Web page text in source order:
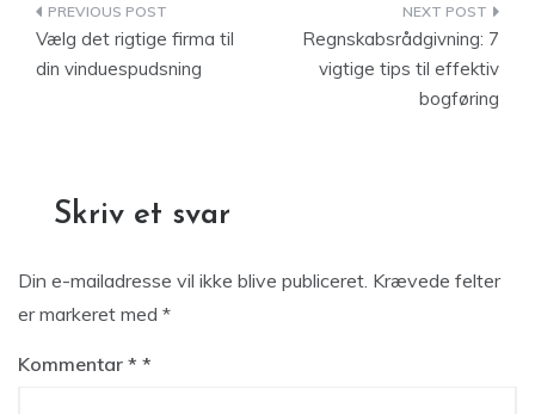
Indlægsnavigation
Vælg det rigtige firma til
din vinduespudsning
Regnskabsrådgivning: 7
vigtige tips til effektiv
bogføring
Skriv et svar
Din e-mailadresse vil ikke blive publiceret. Krævede felter
er markeret med *
Kommentar *